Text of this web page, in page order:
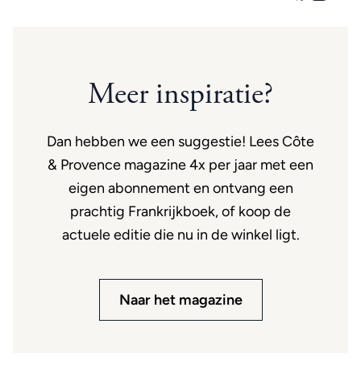
Meer inspiratie?
Dan hebben we een suggestie! Lees Côte
& Provence magazine 4x per jaar met een
eigen abonnement en ontvang een
prachtig Frankrijkboek, of koop de
actuele editie die nu in de winkel ligt.
Naar het magazine